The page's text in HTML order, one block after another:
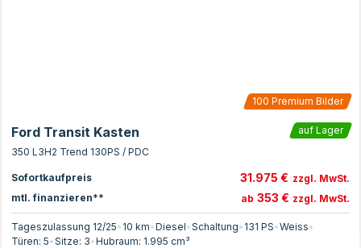
100 Premium Bilder
Ford Transit Kasten
auf Lager
350 L3H2 Trend 130PS / PDC
Sofortkaufpreis 31.975 € zzgl. MwSt.
mtl. finanzieren**
ab 353 € zzgl. MwSt.
Tageszulassung 12/25• 10 km•Diesel•Schaltung• 131 PS•Weiss•
Türen: 5•Sitze: 3•Hubraum: 1.995 cm³